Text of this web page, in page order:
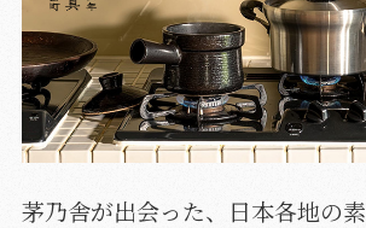
茅乃舎が出会った、日本各地の